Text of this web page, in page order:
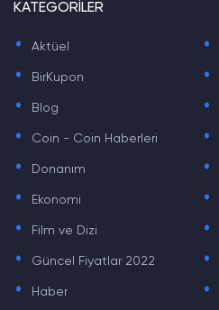
KATEGORİLER
. Aktüel .
. BirKupon .
. Blog .
. Coin - Coin Haberleri .
. Donanım .
. Ekonomi .
. Film ve Dizi .
. Güncel Fiyatlar 2022 .
. Haber .